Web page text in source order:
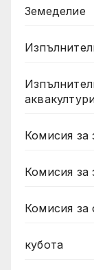
Земеделие
Комисия за
Комисия за
Комисия за
кубота